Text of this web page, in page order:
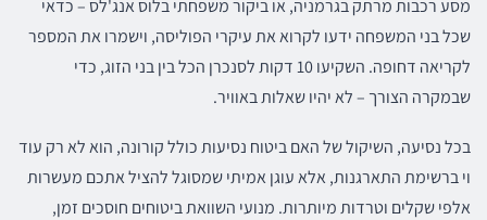
מסע רכבות מרתק בגרמניה, או ביקור משפחתי בלוס אנג'לס – כדאי
שכל בני המשפחה ידעו לקרוא את עיקרי הפוליסה, וישמרו את המספר
לקריאה דחופה. השקיעו 10 דקות לסנכרן הכל בין בני הזוג, כדי
שבמקרה הצורך – לא יהיו שאלות באוויר.
בכל נסיעה, השיקול של האם ביטוח נסיעות כולל קורונה, הוא לא רק עוד
וי ברשימת התארגנות, אלא עוגן אמיתי שמסוגל להציל אתכם מעשרות
אלפי שקלים וטרדות מיותרות. מנועי השוואת ביטוחים חוסכים זמן,